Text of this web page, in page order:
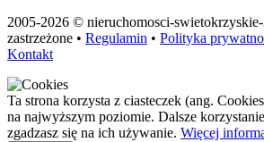
2005-2026 © nieruchomosci-
zastrzeżone • Regulamin • Polityka
Kontakt
Ta strona korzysta z ciasteczek (ang.
na najwyższym poziomie. Dalsze
zgadzasz się na ich używanie. Więcej